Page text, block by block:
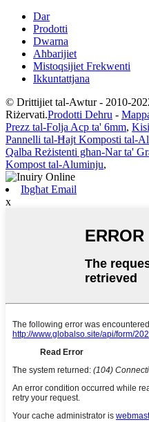
Dar
Prodotti
Dwarna
Aħbarijiet
Mistoqsijiet Frekwenti
Ikkuntattjana
© Drittijiet tal-Awtur - 2010-
Riżervati.Prodotti Dehru -
Prezz tal-Folja Acp ta' 6mm,
Pannelli tal-Ħajt Komposti tal-
Qalba Reżistenti għan-Nar ta'
Kompost tal-Aluminju,
Ibgħat Email
x